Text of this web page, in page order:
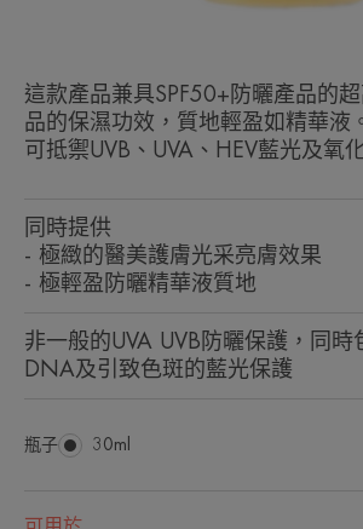
這款產品兼具SPF50+防曬產品的
品的保濕功效，質地輕盈如精華液
可抵禦UVB、UVA、HEV藍光及氧
同時提供
- 極緻的醫美護膚光采亮膚效果
- 極輕盈防曬精華液質地
非一般的UVA UVB防曬保護，同時
DNA及引致色斑的藍光保護
瓶子
瓶
30ml